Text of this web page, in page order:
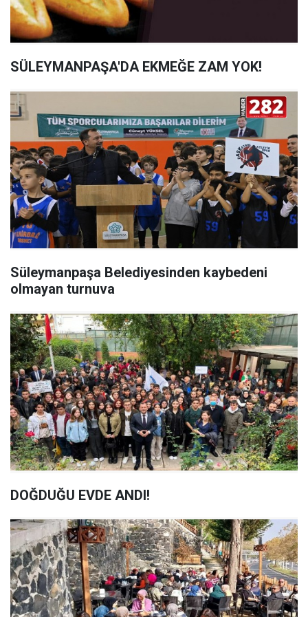
SÜLEYMANPAŞA'DA EKMEĞE ZAM YOK!
Süleymanpaşa Belediyesinden kaybedeni
olmayan turnuva
DOĞDUĞU EVDE ANDI!